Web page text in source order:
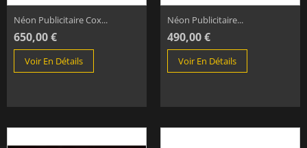
Néon Publicitaire Cox...
650,00 €
Voir En Détails
Néon Publicitaire...
490,00 €
Voir En Détails